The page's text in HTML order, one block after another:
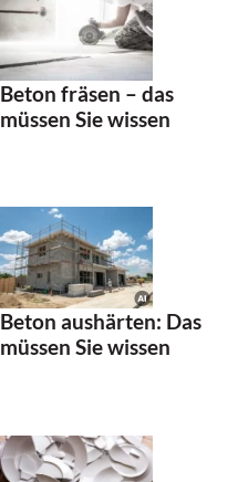
Beton fräsen – das
müssen Sie wissen
Beton aushärten: Das
müssen Sie wissen